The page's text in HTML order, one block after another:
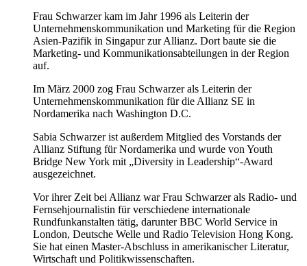
Frau Schwarzer kam im Jahr 1996 als Leiterin der
Unternehmenskommunikation und Marketing für die Region
Asien-Pazifik in Singapur zur Allianz. Dort baute sie die
Marketing- und Kommunikationsabteilungen in der Region
auf.
Im März 2000 zog Frau Schwarzer als Leiterin der
Unternehmenskommunikation für die Allianz SE in
Nordamerika nach Washington D.C.
Sabia Schwarzer ist außerdem Mitglied des Vorstands der
Allianz Stiftung für Nordamerika und wurde von Youth
Bridge New York mit „Diversity in Leadership“-Award
ausgezeichnet.
Vor ihrer Zeit bei Allianz war Frau Schwarzer als Radio- und
Fernsehjournalistin für verschiedene internationale
Rundfunkanstalten tätig, darunter BBC World Service in
London, Deutsche Welle und Radio Television Hong Kong.
Sie hat einen Master-Abschluss in amerikanischer Literatur,
Wirtschaft und Politikwissenschaften.